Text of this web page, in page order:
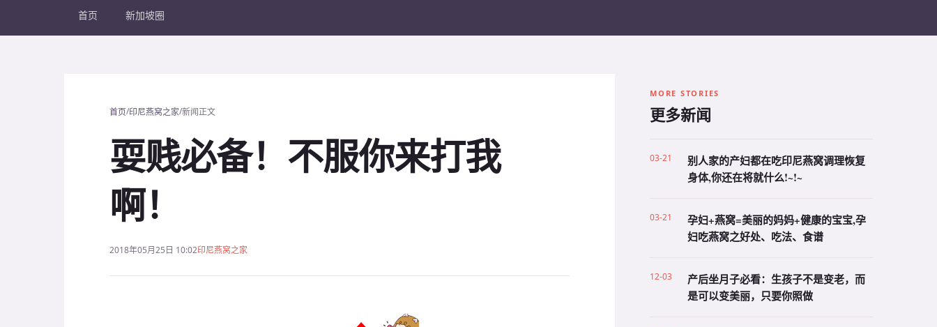
首页 新加坡圈
首页/印尼燕窝之家/新闻正文
耍贱必备！不服你来打我
啊！
2018年05月25日 10:02印尼燕窝之家
MORE STORIES
更多新闻
03-21
别人家的产妇都在吃印尼燕窝调理恢复
身体,你还在将就什么!~!~
03-21
孕妇+燕窝=美丽的妈妈+健康的宝宝,孕
妇吃燕窝之好处、吃法、食谱
12-03
产后坐月子必看：生孩子不是变老，而
是可以变美丽，只要你照做